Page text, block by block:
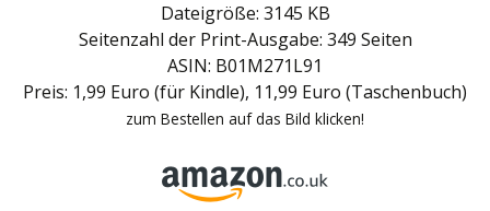
Dateigröße: 3145 KB
Seitenzahl der Print-Ausgabe: 349 Seiten
ASIN: B01M271L91
Preis: 1,99 Euro (für Kindle), 11,99 Euro (Taschenbuch)
zum Bestellen auf das Bild klicken!